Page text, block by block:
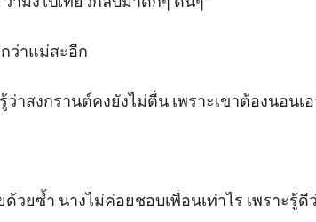
ว่าแม่สะอีก
สงกรานต์คงยังไม่ตื่น เพราะเขาต้องนอนเ
ยซ้ำ นางไม่ค่อยชอบเพื่อนเท่าไร เพราะรู้ดี